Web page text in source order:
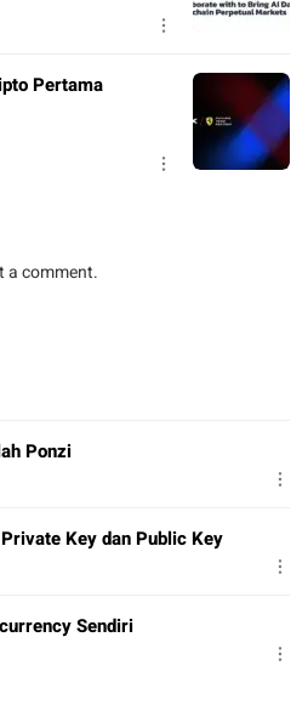
Pertama
a comment.
Ponzi
Key dan Public Key
Sendiri